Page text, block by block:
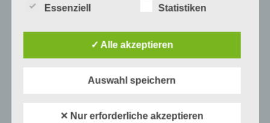
unter anderem die folgenden Begriffe:
a) personenbezogene Daten
Personenbezogene Daten sind alle
Folgenden „betroffene Person") beziehen.
Essenziell Statistiken
✓ Alle akzeptieren
Auswahl speichern
✕ Nur erforderliche akzeptieren